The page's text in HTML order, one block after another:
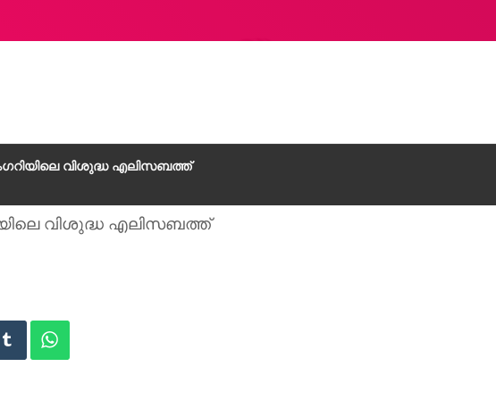
വിശുദ്ധ എലിസബത്ത്
വിശുദ്ധ എലിസബത്ത്